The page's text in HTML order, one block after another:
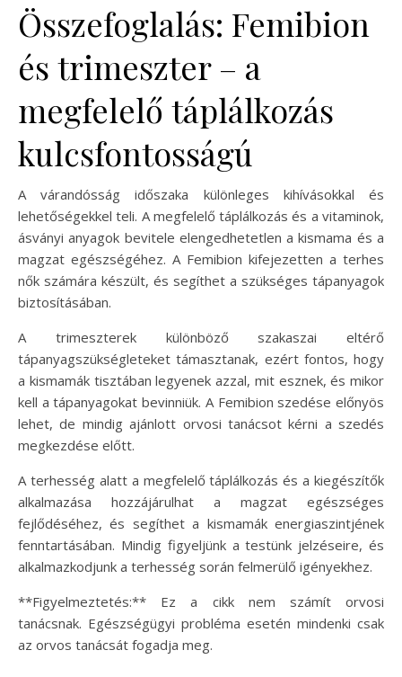
Összefoglalás: Femibion
és trimeszter – a
megfelelő táplálkozás
kulcsfontosságú
A várandósság időszaka különleges kihívásokkal és
lehetőségekkel teli. A megfelelő táplálkozás és a vitaminok,
ásványi anyagok bevitele elengedhetetlen a kismama és a
magzat egészségéhez. A Femibion kifejezetten a terhes
nők számára készült, és segíthet a szükséges tápanyagok
biztosításában.
A trimeszterek különböző szakaszai eltérő
tápanyagszükségleteket támasztanak, ezért fontos, hogy
a kismamák tisztában legyenek azzal, mit esznek, és mikor
kell a tápanyagokat bevinniük. A Femibion szedése előnyös
lehet, de mindig ajánlott orvosi tanácsot kérni a szedés
megkezdése előtt.
A terhesség alatt a megfelelő táplálkozás és a kiegészítők
alkalmazása hozzájárulhat a magzat egészséges
fejlődéséhez, és segíthet a kismamák energiaszintjének
fenntartásában. Mindig figyeljünk a testünk jelzéseire, és
alkalmazkodjunk a terhesség során felmerülő igényekhez.
**Figyelmeztetés:** Ez a cikk nem számít orvosi
tanácsnak. Egészségügyi probléma esetén mindenki csak
az orvos tanácsát fogadja meg.